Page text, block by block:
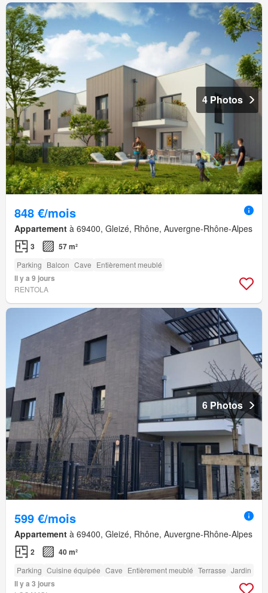
4 Photos
848 €/mois
Appartement à 69400, Gleizé, Rhône, Auvergne-Rhône-Alpes
3 57 m²
Parking Balcon Cave Entièrement meublé
Il y a 9 jours
RENTOLA
6 Photos
599 €/mois
Appartement à 69400, Gleizé, Rhône, Auvergne-Rhône-Alpes
2 40 m²
Parking Cuisine équipée Cave Entièrement meublé Terrasse Jardin
Il y a 3 jours